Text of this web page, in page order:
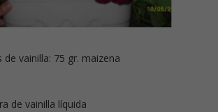
vainilla: 75 gr. maizena
de vainilla líquida